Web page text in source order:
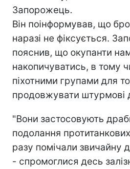
Запорожець.
Він поінформував, що
наразі не фіксується.
пояснив, що окупанти
накопичуватись, в тому
піхотними групами для
продовжувати штурмові
"Вони застосовують
подолання
разу помічали звичайну
- спромоглися десь